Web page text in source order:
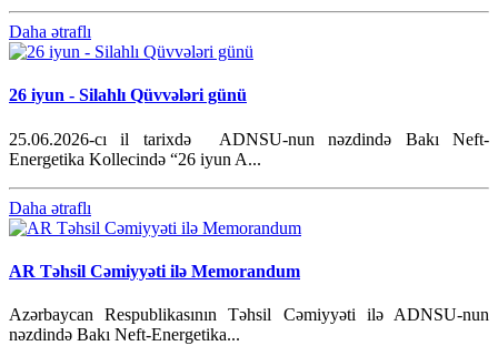
Daha ətraflı
26 iyun - Silahlı Qüvvələri günü
25.06.2026-cı il tarixdə ADNSU-nun nəzdində Bakı Neft-
Energetika Kollecində “26 iyun A...
Daha ətraflı
AR Təhsil Cəmiyyəti ilə Memorandum
Azərbaycan Respublikasının Təhsil Cəmiyyəti ilə ADNSU-nun
nəzdində Bakı Neft-Energetika...